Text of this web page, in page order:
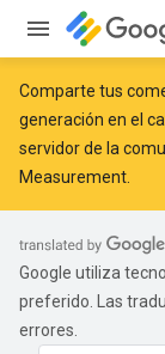
Comparte tus
generación en el
servidor de la
Measurement.
Google utiliza
preferido. Las
errores.